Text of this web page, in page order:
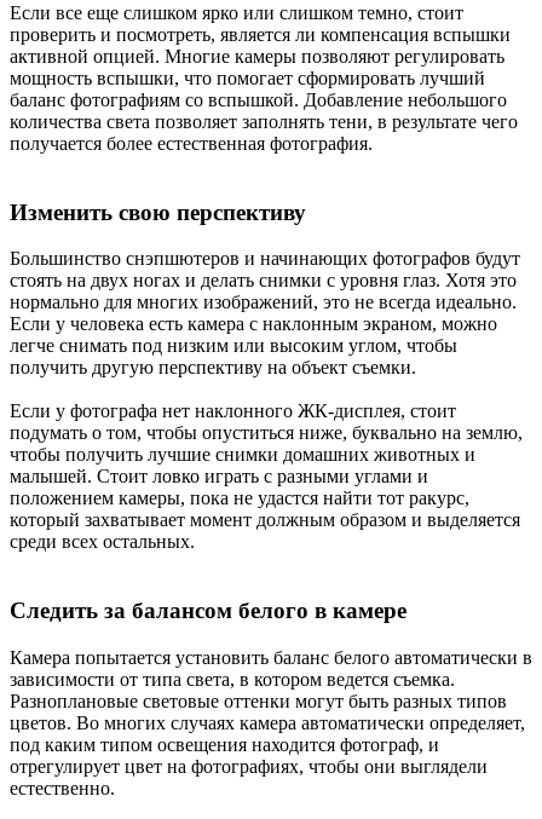
Если все еще слишком ярко или слишком темно, стоит
проверить и посмотреть, является ли компенсация вспышки
активной опцией. Многие камеры позволяют регулировать
мощность вспышки, что помогает сформировать лучший
баланс фотографиям со вспышкой. Добавление небольшого
количества света позволяет заполнять тени, в результате чего
получается более естественная фотография.
Изменить свою перспективу
Большинство снэпшютеров и начинающих фотографов будут
стоять на двух ногах и делать снимки с уровня глаз. Хотя это
нормально для многих изображений, это не всегда идеально.
Если у человека есть камера с наклонным экраном, можно
легче снимать под низким или высоким углом, чтобы
получить другую перспективу на объект съемки.
Если у фотографа нет наклонного ЖК-дисплея, стоит
подумать о том, чтобы опуститься ниже, буквально на землю,
чтобы получить лучшие снимки домашних животных и
малышей. Стоит ловко играть с разными углами и
положением камеры, пока не удастся найти тот ракурс,
который захватывает момент должным образом и выделяется
среди всех остальных.
Следить за балансом белого в камере
Камера попытается установить баланс белого автоматически в
зависимости от типа света, в котором ведется съемка.
Разноплановые световые оттенки могут быть разных типов
цветов. Во многих случаях камера автоматически определяет,
под каким типом освещения находится фотограф, и
отрегулирует цвет на фотографиях, чтобы они выглядели
естественно.